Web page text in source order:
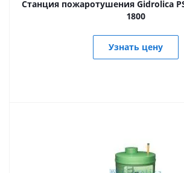
Станция пожаротушения Gidrolica
1800
Узнать цену